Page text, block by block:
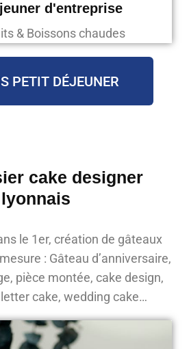
d'entreprise
& Boissons chaudes
PETIT DÉJEUNER
cake designer
lyonnais
le 1er, création de gâteaux
: Gâteau d’anniversaire,
pièce montée, cake design,
cake, wedding cake…